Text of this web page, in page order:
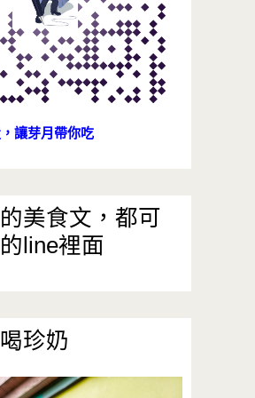
讓芽月帶你吃
美食文，都可
line裡面
珍奶